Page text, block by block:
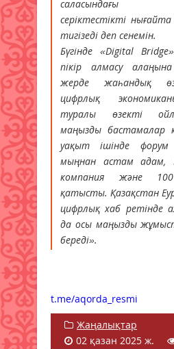
саласындағы
серіктестікті нығайта
тигізеді деп сенемін.
Бүгінде «Digital
пікір алмасу
жерде жаһандық
цифрлық
туралы өзекті
маңызды бастамалар
уақыт ішінде
мыңнан астам адам,
компания және
қатысты. Қазақстан
цифрлық хаб ретінде
да осы маңызды
береді».
t.me/aqorda_resmi
Жаңалықтар
02 қазан 2025 ж.